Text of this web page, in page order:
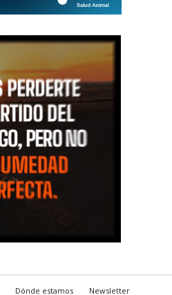
Dónde estamos Newsletter